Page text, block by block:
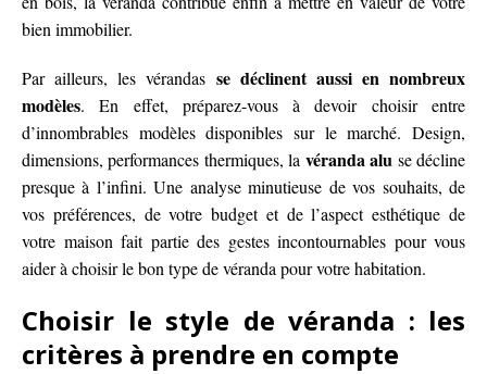
bien immobilier.
Par ailleurs, les vérandas se déclinent aussi en nombreux
modèles. En effet, préparez-vous à devoir choisir entre
d’innombrables modèles disponibles sur le marché. Design,
dimensions, performances thermiques, la véranda alu se décline
presque à l’infini. Une analyse minutieuse de vos souhaits, de
vos préférences, de votre budget et de l’aspect esthétique de
votre maison fait partie des gestes incontournables pour vous
aider à choisir le bon type de véranda pour votre habitation.
Choisir le style de véranda : les
critères à prendre en compte